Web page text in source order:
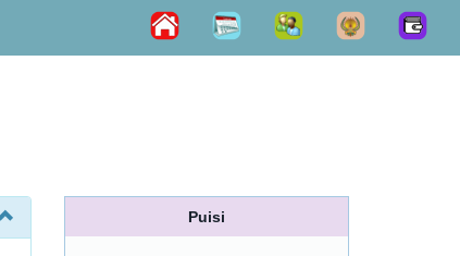
Puisi